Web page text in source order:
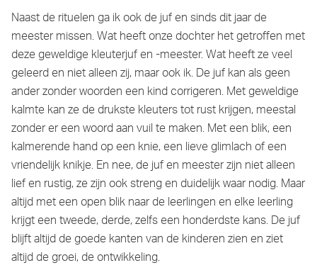
Naast de rituelen ga ik ook de juf en sinds dit jaar de
meester missen. Wat heeft onze dochter het getroffen met
deze geweldige kleuterjuf en -meester. Wat heeft ze veel
geleerd en niet alleen zij, maar ook ik. De juf kan als geen
ander zonder woorden een kind corrigeren. Met geweldige
kalmte kan ze de drukste kleuters tot rust krijgen, meestal
zonder er een woord aan vuil te maken. Met een blik, een
kalmerende hand op een knie, een lieve glimlach of een
vriendelijk knikje. En nee, de juf en meester zijn niet alleen
lief en rustig, ze zijn ook streng en duidelijk waar nodig. Maar
altijd met een open blik naar de leerlingen en elke leerling
krijgt een tweede, derde, zelfs een honderdste kans. De juf
blijft altijd de goede kanten van de kinderen zien en ziet
altijd de groei, de ontwikkeling.